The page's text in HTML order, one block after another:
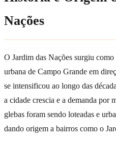
Nações
O Jardim das Nações surgiu
urbana de Campo Grande em
se intensificou ao longo das
a cidade crescia e a demanda por
glebas foram sendo loteadas e
dando origem a bairros como o